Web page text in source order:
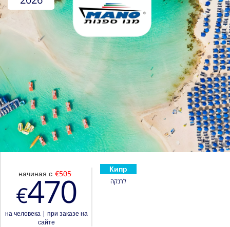
Кипр
לרנקה
начиная с €505
€470
на человека| при заказе на
сайте